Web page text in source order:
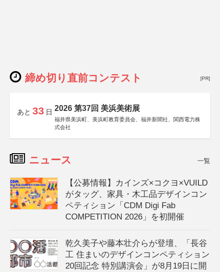
締め切り直前コンテスト [PR]
あと 33 日 2026 第37回 美浜美術展
福井県美浜町、美浜町教育委員会、福井新聞社、関西電力株
式会社
ニュース 一覧
【公募情報】カインズ×コクヨ×VUILD
がタッグ、家具・木工品デザインコン
ペティション「CDM Digi Fab
COMPETITION 2026」を初開催
乾久美子や藤本壮介らが登壇、「長谷
工 住まいのデザインコンペティション
20回記念 特別講演会」が8月19日に開